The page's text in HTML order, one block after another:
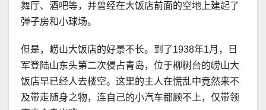
舞厅、酒吧等，并曾经在大饭店前面的空地上建起了
弹子房和小球场。
但是，崂山大饭店的好景不长。到了1938年1月，日
军登陆山东头第二次侵占青岛，位于柳树台的崂山大
饭店早已经人去楼空。这里的主人在慌乱中竟然来不
及带走随身之物，连自己的小汽车都顾不上，仅带领